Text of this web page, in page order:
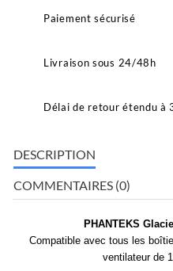
Paiement sécurisé
Livraison sous 24/48h
Délai de retour étendu à
DESCRIPTION
COMMENTAIRES (0)
PHANTEKS
Compatible avec tous les
ventilateur de